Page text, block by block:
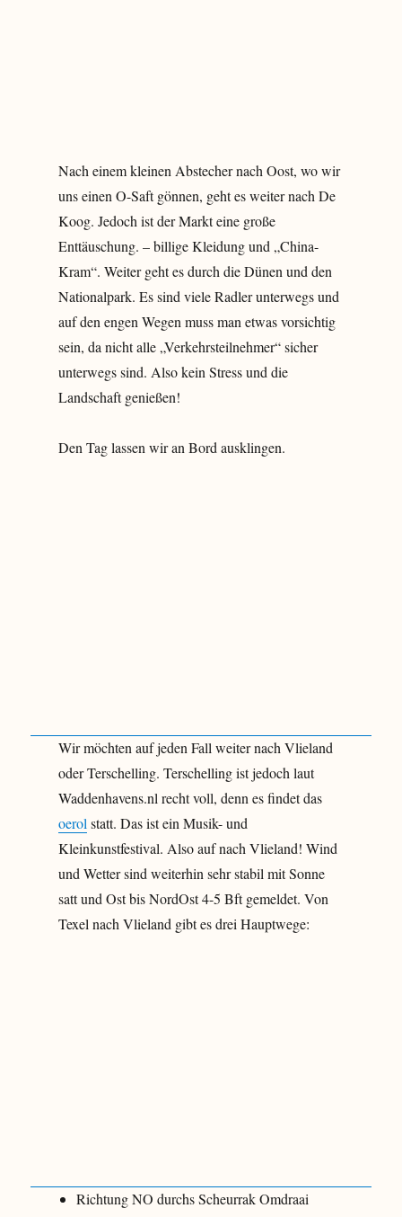
Nach einem kleinen Abstecher nach Oost, wo wir
uns einen O-Saft gönnen, geht es weiter nach De
Koog. Jedoch ist der Markt eine große
Enttäuschung. – billige Kleidung und „China-
Kram“. Weiter geht es durch die Dünen und den
Nationalpark. Es sind viele Radler unterwegs und
auf den engen Wegen muss man etwas vorsichtig
sein, da nicht alle „Verkehrsteilnehmer“ sicher
unterwegs sind. Also kein Stress und die
Landschaft genießen!
Den Tag lassen wir an Bord ausklingen.
Wir möchten auf jeden Fall weiter nach Vlieland
oder Terschelling. Terschelling ist jedoch laut
Waddenhavens.nl recht voll, denn es findet das
oerolstatt. Das ist ein Musik- und
Kleinkunstfestival. Also auf nach Vlieland! Wind
und Wetter sind weiterhin sehr stabil mit Sonne
satt und Ost bis NordOst 4-5 Bft gemeldet. Von
Texel nach Vlieland gibt es drei Hauptwege:
Richtung NO durchs Scheurrak Omdraai